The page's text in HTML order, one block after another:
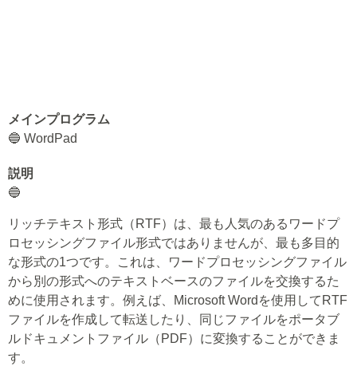
メインプログラム
🔵 WordPad
説明
🔵
リッチテキスト形式（RTF）は、最も人気のあるワードプ
ロセッシングファイル形式ではありませんが、最も多目的
な形式の1つです。これは、ワードプロセッシングファイル
から別の形式へのテキストベースのファイルを交換するた
めに使用されます。例えば、Microsoft Wordを使用してRTF
ファイルを作成して転送したり、同じファイルをポータブ
ルドキュメントファイル（PDF）に変換することができま
す。